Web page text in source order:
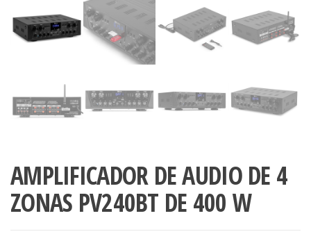
AMPLIFICADOR DE AUDIO DE 4
ZONAS PV240BT DE 400 W